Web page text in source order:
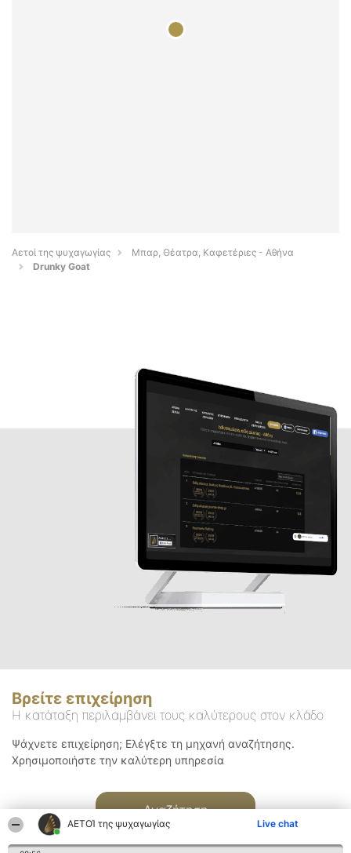
ΑΕΤΟΊ της ψυχαγωγίας Live chat
Αετοί της ψυχαγωγίας
Μπαρ, Θέατρα, Καφετέριες - Αθήνα
Drunky Goat
Βρείτε επιχείρηση
Η κατάταξη περιλαμβάνει τους καλύτερους στον κλάδο
Ψάχνετε επιχείρηση; Ελέγξτε τη μηχανή αναζήτησης.
Χρησιμοποιήστε την καλύτερη υπηρεσία
Αναζήτηση